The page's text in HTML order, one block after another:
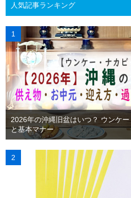
人気記事ランキング
2026年の沖縄旧盆はいつ？ ウンケ
と基本マナー